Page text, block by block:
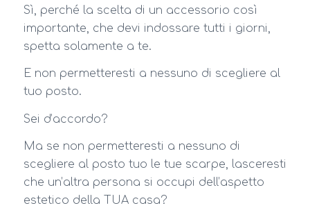
Sì, perché la scelta di un accessorio così
importante, che devi indossare tutti i giorni,
spetta solamente a te.
E non permetteresti a nessuno di scegliere al
tuo posto.
Sei d’accordo?
Ma se non permetteresti a nessuno di
scegliere al posto tuo le tue scarpe, lasceresti
che un’altra persona si occupi dell’aspetto
estetico della TUA casa?